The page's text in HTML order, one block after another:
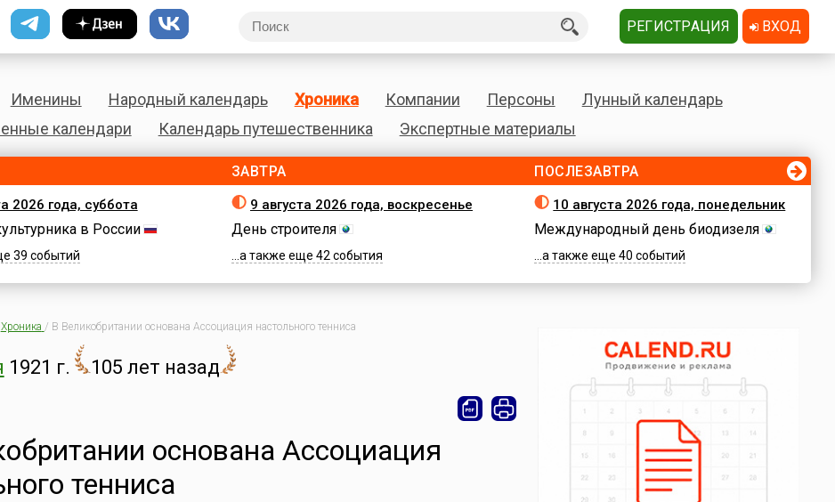
Именины Народный календарь Хроника Компании Персоны
Лунный календарь
календари
Календарь путешественника Экспертные материалы
2026 года, суббота
в России
39 событий
ЗАВТРА
9 августа 2026 года, воскресенье
День строителя
...а также еще 42 события
ПОСЛЕЗАВТРА
10 августа 2026 года, понедельник
Международный день биодизеля
...а также еще 40 событий
Хроника / В Великобритании основана Ассоциация настольного тенниса
1921 г. 105 лет назад
основана Ассоциация
тенниса
РЕГИСТРАЦИЯ ВХОД